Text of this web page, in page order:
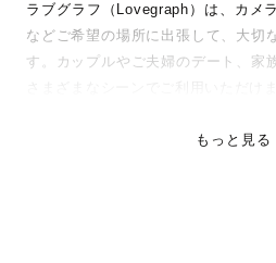
ラブグラフ（Lovegraph）は、カメ
などご希望の場所に出張して、大切
す。カップルやご夫婦のデート、家
ありのままの空気感を大切に、何十
もっと見る